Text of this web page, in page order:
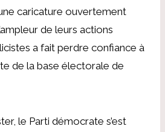
caricature ouvertement
de leurs actions
a fait perdre confiance à
de la base électorale de
le Parti démocrate s’est